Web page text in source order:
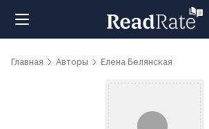
Поиск
Главная Авторы Елена Белянская